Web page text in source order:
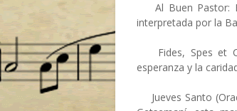
Al Buen Pastor:
interpretada por la
Fides, Spes et
esperanza y la
Jueves Santo